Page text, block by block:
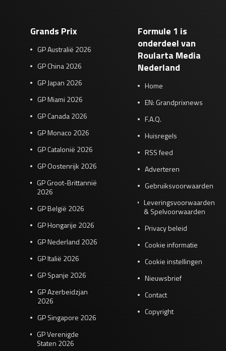
Grands Prix
GP Australië 2026
GP China 2026
GP Japan 2026
GP Miami 2026
GP Canada 2026
GP Monaco 2026
GP Catalonië 2026
GP Oostenrijk 2026
GP Groot-Brittannië
2026
GP België 2026
GP Hongarije 2026
GP Nederland 2026
GP Italië 2026
GP Spanje 2026
GP Azerbeidzjan
2026
GP Singapore 2026
GP Verenigde
Staten 2026
Formule 1 is
onderdeel van
Roularta Media
Nederland
Home
EN: Grandprixnews
F.A.Q.
Huisregels
RSS feed
Adverteren
Gebruiksvoorwaarden
Leveringsvoorwaarden
& Spelvoorwaarden
Privacy beleid
Cookie informatie
Cookie instellingen
Nieuwsbrief
Contact
Copyright